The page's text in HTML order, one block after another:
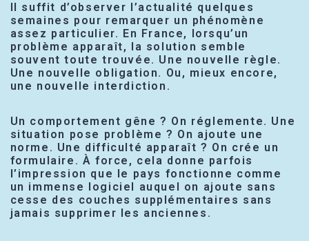
Il suffit d’observer l’actualité quelques
semaines pour remarquer un phénomène
assez particulier. En France, lorsqu’un
problème apparaît, la solution semble
souvent toute trouvée. Une nouvelle règle.
Une nouvelle obligation. Ou, mieux encore,
une nouvelle interdiction.
Un comportement gêne ? On réglemente. Une
situation pose problème ? On ajoute une
norme. Une difficulté apparaît ? On crée un
formulaire. À force, cela donne parfois
l’impression que le pays fonctionne comme
un immense logiciel auquel on ajoute sans
cesse des couches supplémentaires sans
jamais supprimer les anciennes.